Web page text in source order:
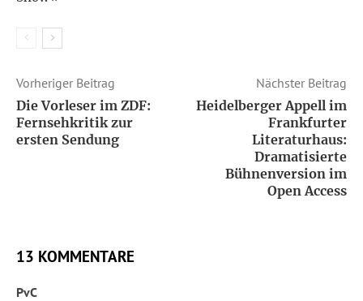
Vorheriger Beitrag
Die Vorleser im ZDF:
Fernsehkritik zur
ersten Sendung
Nächster Beitrag
Heidelberger Appell im
Frankfurter
Literaturhaus:
Dramatisierte
Bühnenversion im
Open Access
13 KOMMENTARE
PvC